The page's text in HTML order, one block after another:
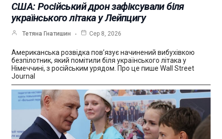
США: Російський дрон зафіксували біля
українського літака у Лейпцигу
Тетяна Гнатишин Сер 8, 2026
Американська розвідка пов’язує начинений вибухівкою
безпілотник, який помітили біля українського літака у
Німеччині, з російським урядом. Про це пише Wall Street
Journal